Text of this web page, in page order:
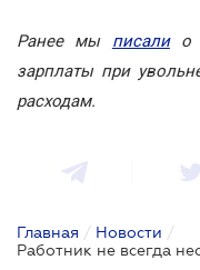
Ранее мы писалио
зарплаты при
расходам.
Главная / Новости /